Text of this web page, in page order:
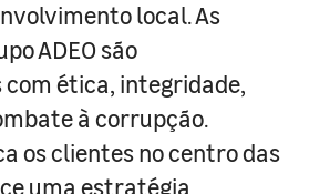
local. As
ADEO são
ética, integridade,
à corrupção.
os clientes no centro das
uma estratégia